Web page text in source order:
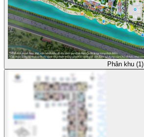
Phân khu (1)